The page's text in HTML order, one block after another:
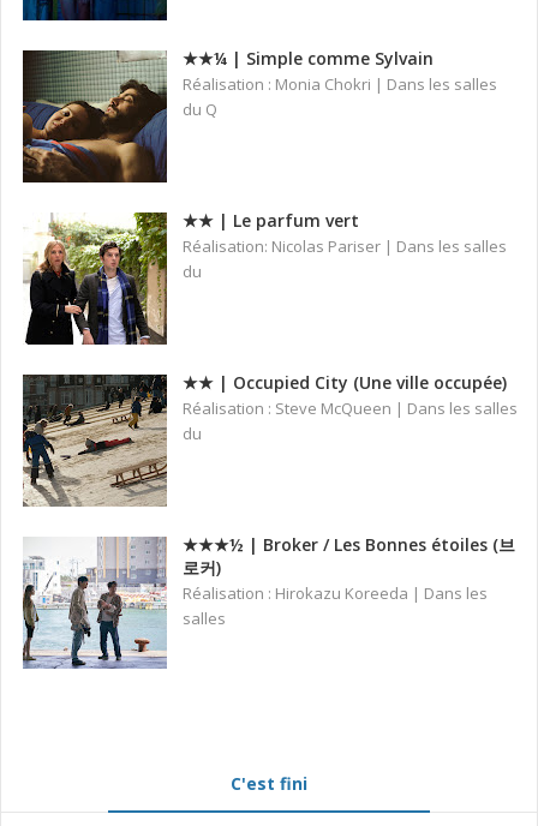
★★¼ | Simple comme Sylvain
Réalisation : Monia Chokri | Dans les salles
du Q
★★ | Le parfum vert
Réalisation: Nicolas Pariser | Dans les salles
du
★★ | Occupied City (Une ville occupée)
Réalisation : Steve McQueen | Dans les salles
du
★★★½ | Broker / Les Bonnes étoiles (브
로커)
Réalisation : Hirokazu Koreeda | Dans les
salles
C'est fini